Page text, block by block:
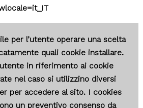
per l’utente operare una scelta
quali cookie installare.
in riferimento ai cookie
nel caso si utilizzino diversi
per accedere al sito. I cookies
un preventivo consenso da